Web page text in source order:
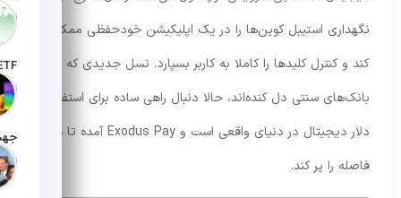
تاریخ
تاریخ
تاریخ
نگهداری استیبل کوین‌ها را در یک اپلیکیشن خودحفظی ممکن
کند و کنترل کلیدها را کاملا به کاربر بسپارد. نسل جدیدی که از
بانک‌های سنتی دل کنده‌اند، حالا دنبال راهی ساده برای استفاده از
دلار دیجیتال در دنیای واقعی است و Exodus Pay آمده تا همین
فاصله را پر کند.